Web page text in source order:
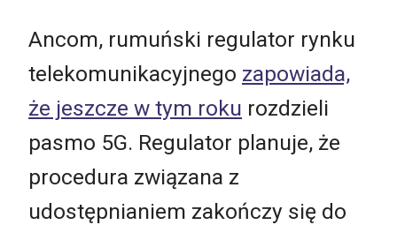
Ancom, rumuński regulator rynku
telekomunikacyjnego zapowiada,
że jeszcze w tym roku rozdzieli
pasmo 5G. Regulator planuje, że
procedura związana z
udostępnianiem zakończy się do